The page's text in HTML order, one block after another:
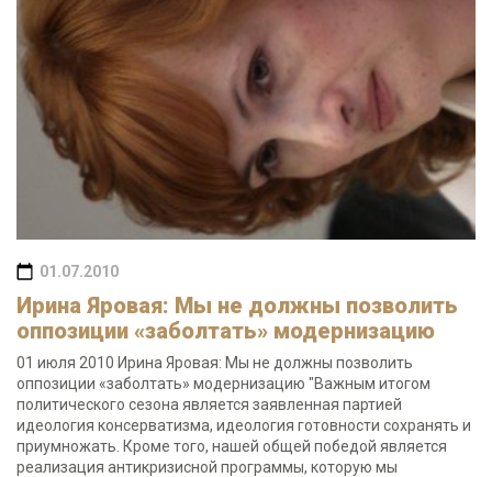
01.07.2010
Ирина Яровая: Мы не должны позволить
оппозиции «заболтать» модернизацию
01 июля 2010 Ирина Яровая: Мы не должны позволить
оппозиции «заболтать» модернизацию "Важным итогом
политического сезона является заявленная партией
идеология консерватизма, идеология готовности сохранять и
приумножать. Кроме того, нашей общей победой является
реализация антикризисной программы, которую мы